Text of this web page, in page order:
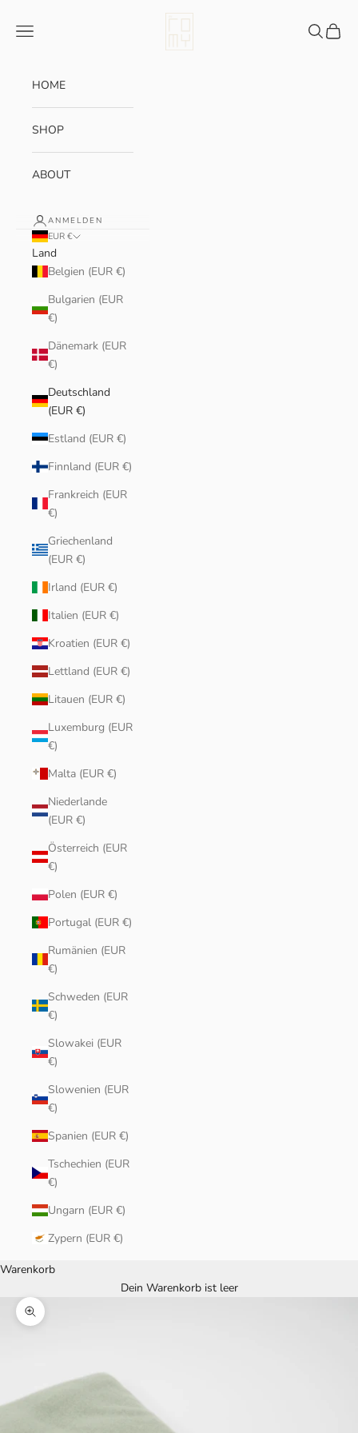
myRomy
Menü Suchen
HOME
SHOP
ABOUT
ANMELDEN
EUR €
Land
Belgien (EUR €)
Bulgarien (EUR
€)
Dänemark (EUR
€)
Deutschland
(EUR €)
Estland (EUR €)
Finnland (EUR €)
Frankreich (EUR
€)
Griechenland
(EUR €)
Irland (EUR €)
Italien (EUR €)
Kroatien (EUR €)
Lettland (EUR €)
Litauen (EUR €)
Luxemburg (EUR
€)
Malta (EUR €)
Niederlande
(EUR €)
Österreich (EUR
€)
Polen (EUR €)
Portugal (EUR €)
Rumänien (EUR
€)
Schweden (EUR
€)
Slowakei (EUR
€)
Slowenien (EUR
€)
Spanien (EUR €)
Tschechien (EUR
€)
Ungarn (EUR €)
Zypern (EUR €)
Warenkorb
Dein Warenkorb ist leer
Bild vergrößern